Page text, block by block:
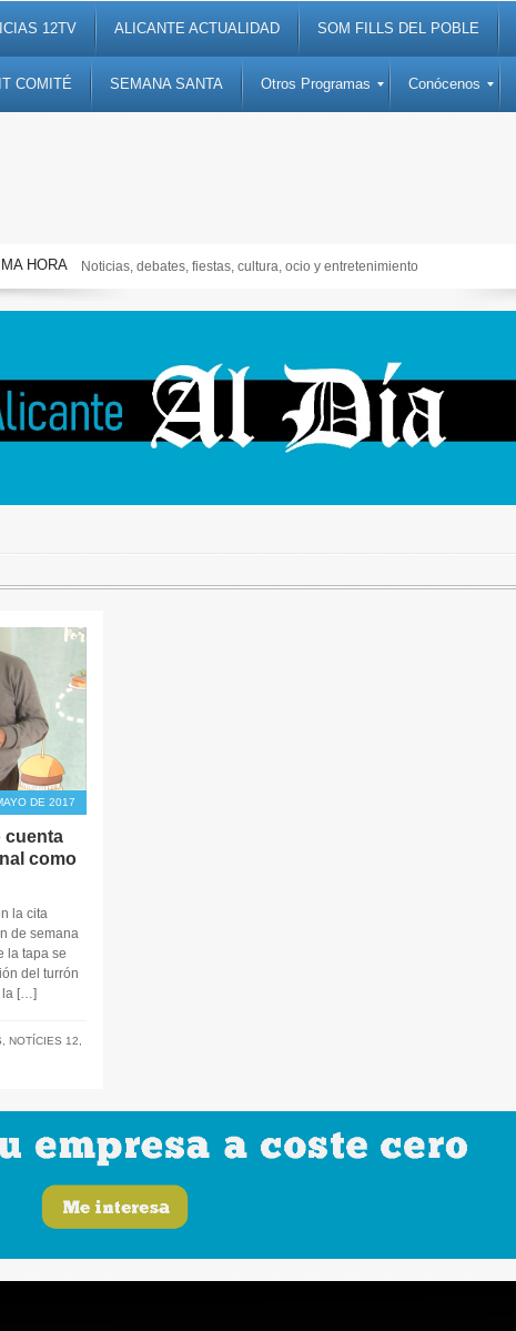
12TV ALICANTE ACTUALIDAD SOM FILLS DEL POBLE
COMITÉ SEMANA SANTA Otros Programas Conócenos
HORA Noticias, debates, fiestas, cultura, ocio y entretenimiento
DE 2017
cuenta
como
la cita
de semana
la tapa se
del turrón
la […]
NOTÍCIES 12